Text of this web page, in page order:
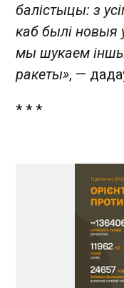
балістыцы: з
каб былі новыя
мы шукаем
ракеты», —
* * *